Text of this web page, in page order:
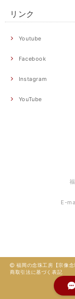
リンク
Youtube
Facebook
Instagram
YouTube
E-
福岡の念珠工房【宗像
商取引法に基づく表記